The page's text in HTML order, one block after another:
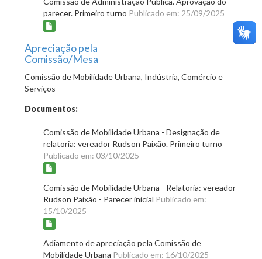
parecer. Primeiro turno Publicado em: 25/09/2025
Apreciação pela
Comissão/Mesa
Comissão de Mobilidade Urbana, Indústria, Comércio e
Serviços
Documentos:
Comissão de Mobilidade Urbana - Designação de
relatoria: vereador Rudson Paixão. Primeiro turno
Publicado em: 03/10/2025
Comissão de Mobilidade Urbana - Relatoria: vereador
Rudson Paixão - Parecer inicial Publicado em:
15/10/2025
Adiamento de apreciação pela Comissão de
Mobilidade Urbana Publicado em: 16/10/2025